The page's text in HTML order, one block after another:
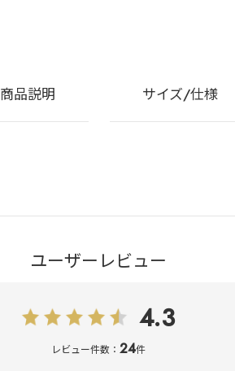
商品説明 サイズ/仕様
ユーザーレビュー
4.3
レビュー件数： 24件